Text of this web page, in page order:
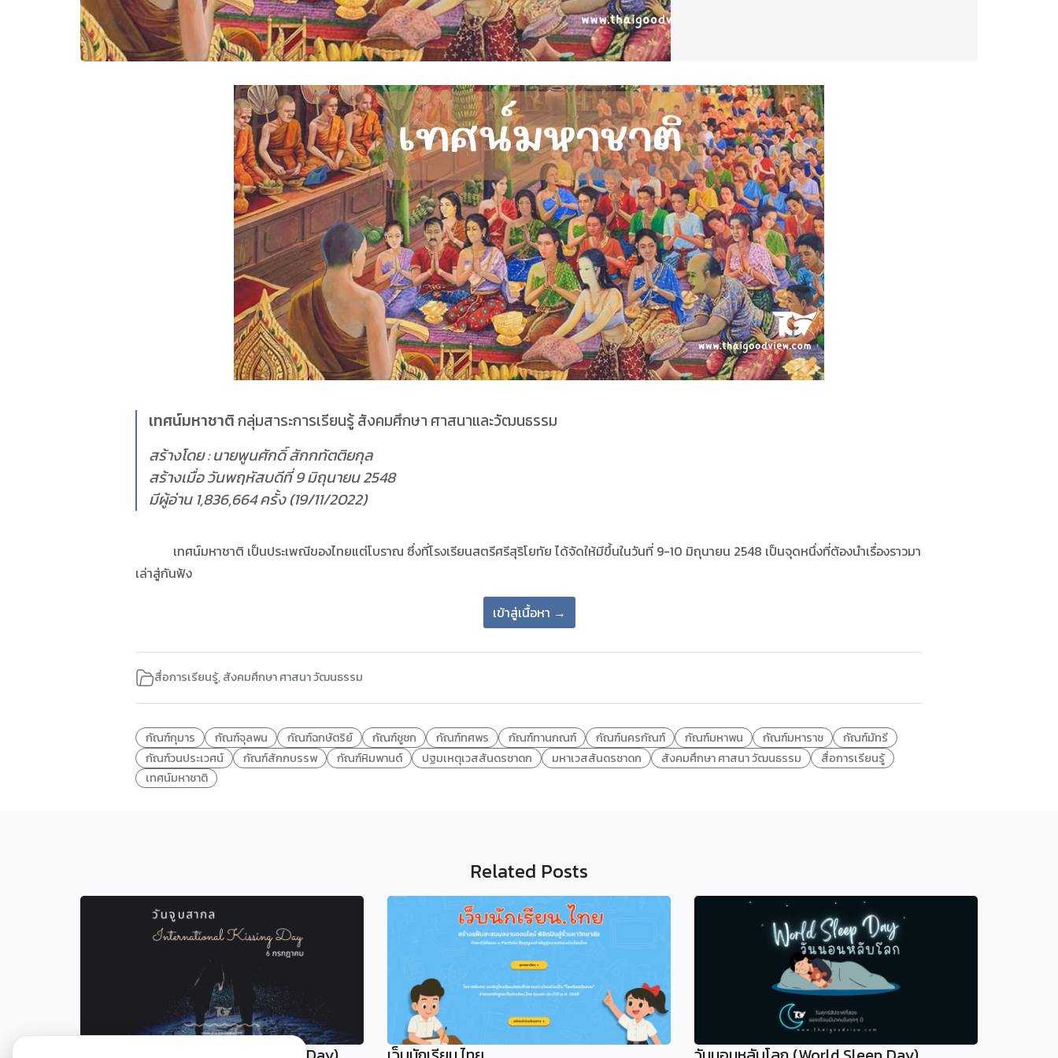
เทศน์มหาชาติกลุ่มสาระการเรียนรู้ สังคมศึกษา ศาสนาและวัฒนธรรม
สร้างโดย : นายพูนศักดิ์ สักกทัตติยกุล
สร้างเมื่อ วันพฤหัสบดีที่ 9 มิถุนายน 2548
มีผู้อ่าน 1,836,664 ครั้ง (19/11/2022)
เทศน์มหาชาติ เป็นประเพณีของไทยแต่โบราณ ซึ่งที่โรงเรียนสตรีศรีสุริโยทัย ได้จัดให้มีขึ้นในวันที่ 9-10 มิถุนายน 2548 เป็นจุดหนึ่งที่ต้องนำเรื่องราวมา
เล่าสู่กันฟัง
เข้าสู่เนื้อหา →
สื่อการเรียนรู้,สังคมศึกษา ศาสนา วัฒนธรรม
กัณฑ์กุมาร กัณฑ์จุลพน กัณฑ์ฉกษัตริย์ กัณฑ์ชูชก กัณฑ์ทศพร กัณฑ์ทานกณฑ์ กัณฑ์นครกัณฑ์ กัณฑ์มหาพน กัณฑ์มหาราช
กัณฑ์มัทรี
กัณฑ์วนประเวศน์
กัณฑ์สักกบรรพ กัณฑ์หิมพานต์ ปฐมเหตุเวสสันดรชาดก มหาเวสสันดรชาดก สังคมศึกษา ศาสนา วัฒนธรรม
สื่อการเรียนรู้
เทศน์มหาชาติ
Related Posts